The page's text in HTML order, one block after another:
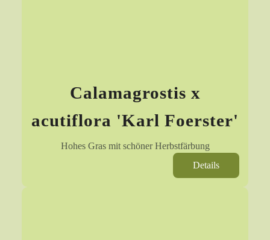
Calamagrostis x
acutiflora 'Karl Foerster'
Hohes Gras mit schöner Herbstfärbung
Details